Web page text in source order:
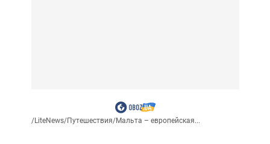
/LiteNews/Путешествия/Мальта – европейская...